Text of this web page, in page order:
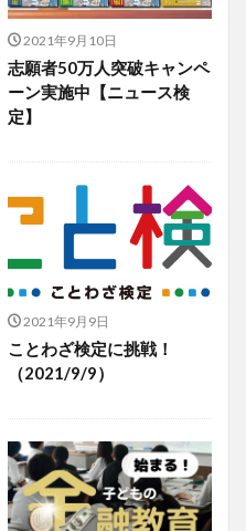
2021年9月10日
志願者50万人突破キャンペ
ーン実施中【ニュース検
定】
2021年9月9日
ことわざ検定に挑戦！
（2021/9/9）